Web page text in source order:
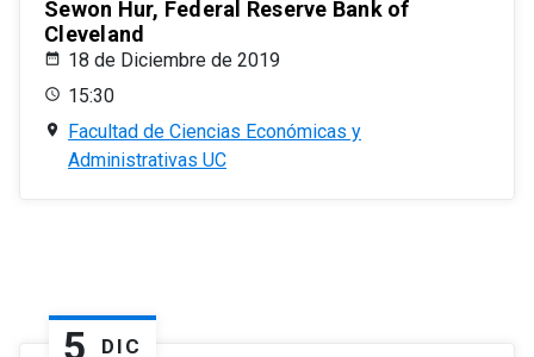
Sewon Hur, Federal Reserve Bank of
Cleveland
18 de Diciembre de 2019
15:30
Facultad de Ciencias Económicas y
Administrativas UC
5 DIC